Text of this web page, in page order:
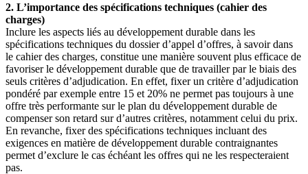
2. L’importance des spécifications techniques (cahier des
charges)
Inclure les aspects liés au développement durable dans les
spécifications techniques du dossier d’appel d’offres, à savoir dans
le cahier des charges, constitue une manière souvent plus efficace de
favoriser le développement durable que de travailler par le biais des
seuls critères d’adjudication. En effet, fixer un critère d’adjudication
pondéré par exemple entre 15 et 20% ne permet pas toujours à une
offre très performante sur le plan du développement durable de
compenser son retard sur d’autres critères, notamment celui du prix.
En revanche, fixer des spécifications techniques incluant des
exigences en matière de développement durable contraignantes
permet d’exclure le cas échéant les offres qui ne les respecteraient
pas.